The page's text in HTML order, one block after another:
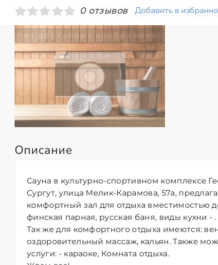
0 отзывов Добавить в
Описание
Сауна в культурно-спортивном комплексе
Сургут, улица Мелик-Карамова, 57а,
комфортный зал для отдыха вместимостью
финская парная, русская баня, виды кухни - .
Так же для комфортного отдыха имеются:
оздоровительный массаж, кальян. Также
услуги: - караоке, Комната отдыха.